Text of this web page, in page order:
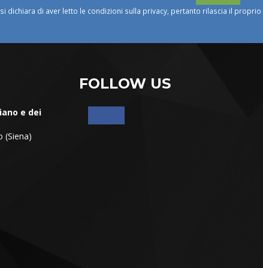
dichiara di aver letto le condizioni sulla privacy, pertanto rilascia il
e dei
(Siena)
FOLLOW US